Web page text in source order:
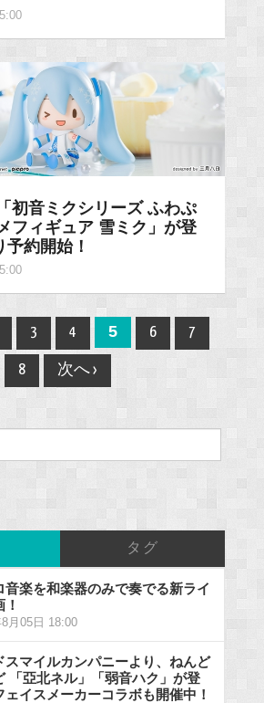
初音ミクシリーズ ふわぷ
フィギュア 雪ミク」が登
約開始！
3 4 5 6 7
8 次へ ›
タグ
音楽を和楽器のみで奏でる新ライ
8月05日 18:00
スマイルカンパニーより、ねんど
「亞北ネル」「弱音ハク」が登
ェイスメーカーコラボも開催中！